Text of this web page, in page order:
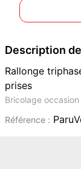
Description
Rallonge
prises
Bricolage
Référence :